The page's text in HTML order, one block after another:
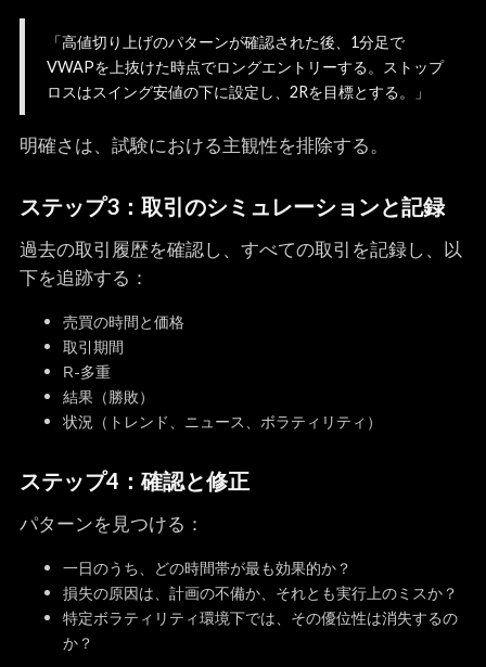
「高値切り上げのパターンが確認された後、1分足で
VWAPを上抜けた時点でロングエントリーする。ストップ
ロスはスイング安値の下に設定し、2Rを目標とする。」
明確さは、試験における主観性を排除する。
ステップ3：取引のシミュレーションと記録
過去の取引履歴を確認し、すべての取引を記録し、以
下を追跡する：
売買の時間と価格
取引期間
R-多重
結果（勝敗）
状況（トレンド、ニュース、ボラティリティ）
ステップ4：確認と修正
パターンを見つける：
一日のうち、どの時間帯が最も効果的か？
損失の原因は、計画の不備か、それとも実行上のミスか？
特定ボラティリティ環境下では、その優位性は消失するの
か？